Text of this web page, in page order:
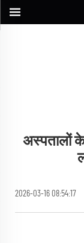
अस्पतालों
2026-03-16 08:54:17